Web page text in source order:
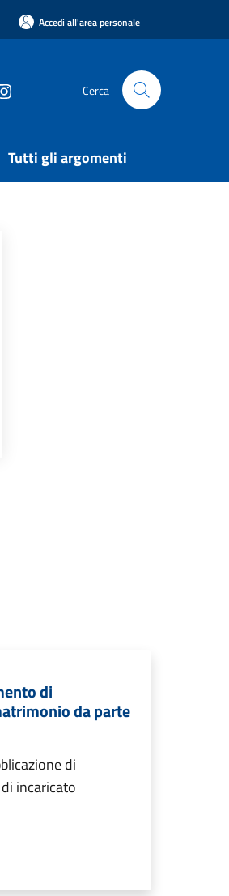
Accedi all'area personale
Cerca
Tutti gli argomenti
di
da parte
di
incaricato